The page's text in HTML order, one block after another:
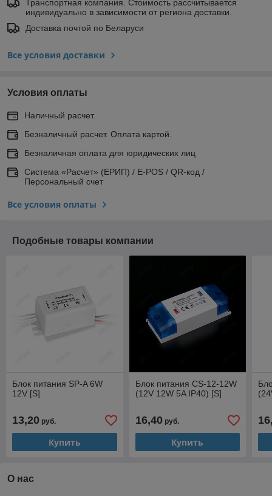
Транспортная компания. Стоимость рассчитывается
индивидуально в зависимости от региона доставки.
Доставка почтой по Беларуси
Все условия доставки
Условия оплаты
Наличный расчет.
Безналичный расчет. Оплата картой.
Безналичная оплата для юридических лиц
Система «Расчет» (ЕРИП) / E-POS / QR-код /
Персональный счет
Все условия оплаты
Подобные товары компании
Блок питания SP-A 6W
12V [S]
13,20 руб.
Купить
Блок питания CS-12-12W
(12V 12W 5A IP40) [S]
16,40руб.
Купить
О нас